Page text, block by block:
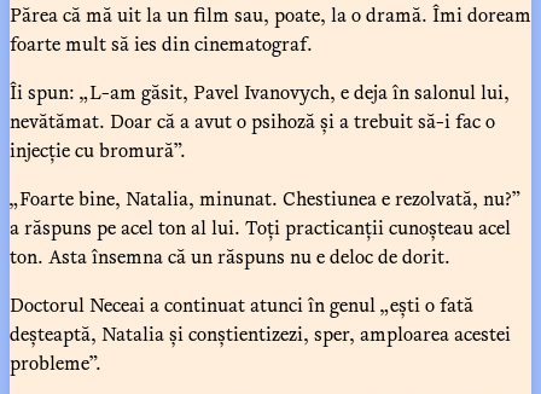
Părea că mă uit la un film sau, poate, la o dramă. Îmi doream
foarte mult să ies din cinematograf.
Îi spun: „L-am găsit, Pavel Ivanovych, e deja în salonul lui,
nevătămat. Doar că a avut o psihoză și a trebuit să-i fac o
injecție cu bromură”.
„Foarte bine, Natalia, minunat. Chestiunea e rezolvată, nu?”
a răspuns pe acel ton al lui. Toți practicanții cunoșteau acel
ton. Asta însemna că un răspuns nu e deloc de dorit.
Doctorul Neceai a continuat atunci în genul „ești o fată
deșteaptă, Natalia și conștientizezi, sper, amploarea acestei
probleme”.